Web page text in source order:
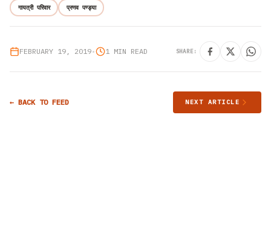
गायत्री परिवार प्रणव पण्ड्या
FEBRUARY 19, 2019• 1 MIN READ SHARE:
← BACK TO FEED NEXT ARTICLE